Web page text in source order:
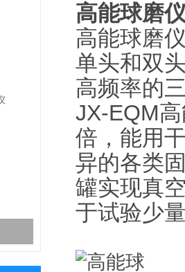
高能球磨
高能球磨
单头和双
高频率的
JX-EQM
倍，能用
异的各类
罐实现真
于试验少